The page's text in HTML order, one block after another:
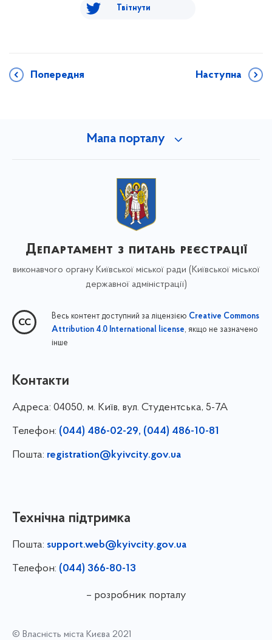
Твітнути
Попередня Наступна
Мапа порталу
Департамент з питань реєстрації
виконавчого органу Київської міської ради (Київської міської
державної адміністрації)
Весь контент доступний за ліцензією Creative Commons
Attribution 4.0 International license, якщо не зазначено
інше
Контакти
Адреса: 04050, м. Київ, вул. Студентська, 5-7А
Телефон: (044) 486-02-29, (044) 486-10-81
Пошта: registration@kyivcity.gov.ua
Технічна підтримка
Пошта: support.web@kyivcity.gov.ua
Телефон: (044) 366-80-13
– розробник порталу
© Власність міста Києва 2021